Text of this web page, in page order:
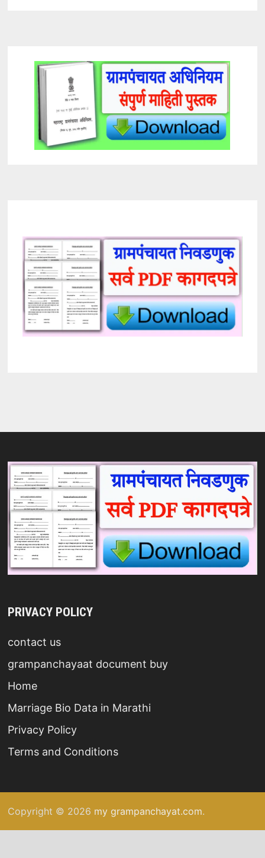
PRIVACY POLICY
contact us
grampanchayaat document buy
Home
Marriage Bio Data in Marathi
Privacy Policy
Terms and Conditions
Copyright © 2026 my grampanchayat.com.